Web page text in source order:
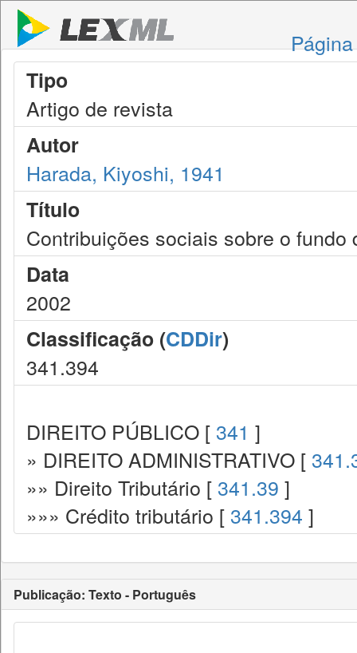
Tipo
Artigo de revista
Autor
Harada, Kiyoshi, 1941
Título
Contribuições sociais sobre o
Data
2002
Classificação (CDDir)
341.394
DIREITO PÚBLICO [ 341 ]
» DIREITO ADMINISTRATIVO [
»» Direito Tributário [ 341.39 ]
»»» Crédito tributário [ 341.394 ]
Publicação: Texto - Português